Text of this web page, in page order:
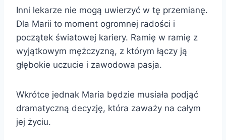
Inni lekarze nie mogą uwierzyć w tę przemianę.
Dla Marii to moment ogromnej radości i
początek światowej kariery. Ramię w ramię z
wyjątkowym mężczyzną, z którym łączy ją
głębokie uczucie i zawodowa pasja.
Wkrótce jednak Maria będzie musiała podjąć
dramatyczną decyzję, która zaważy na całym
jej życiu.